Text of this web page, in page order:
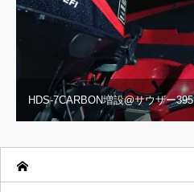
HDS-7CARBON増設@サウザー395